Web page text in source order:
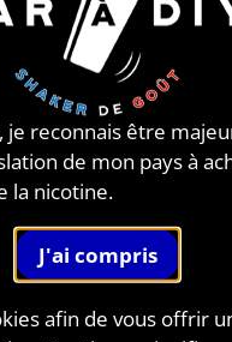
je reconnais être
de mon pays à
la nicotine.
afin de vous offrir